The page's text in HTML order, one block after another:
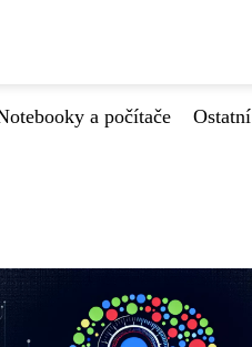
a počítače
Ostatní